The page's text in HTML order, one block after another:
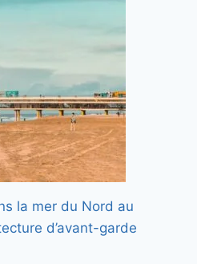
la mer du Nord au
d’avant-garde